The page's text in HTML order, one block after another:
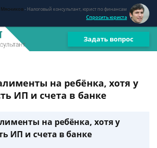
- Налоговый консультант, юрист по финансам
Спросить юриста
Задать вопрос
на ребёнка, хотя у
ИП и счета в банке
на ребёнка, хотя у
ИП и счета в банке